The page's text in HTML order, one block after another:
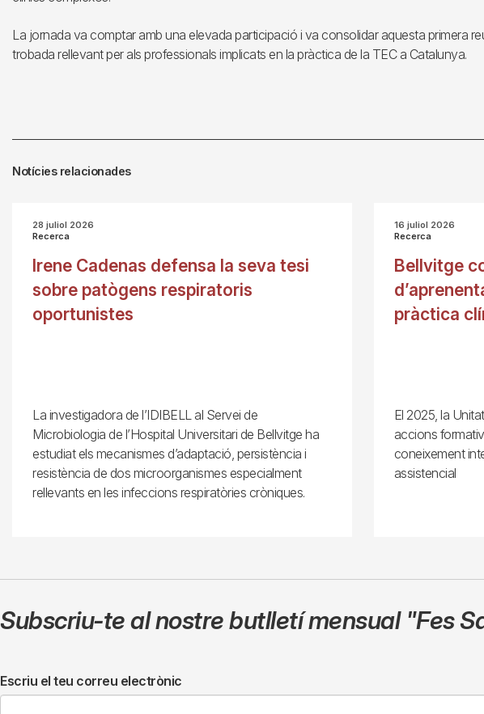
La jornada va comptar amb una elevada participació i va consolidar aquesta primera
trobada rellevant per als professionals implicats en la pràctica de la TEC a Catalunya.
Notícies relacionades
28 juliol 2026
Recerca
Irene Cadenas defensa la seva tesi
sobre patògens respiratoris
oportunistes
La investigadora de l’IDIBELL al Servei de
Microbiologia de l’Hospital Universitari de Bellvitge ha
estudiat els mecanismes d’adaptació, persistència i
resistència de dos microorganismes especialment
rellevants en les infeccions respiratòries cròniques.
16 juliol 2026
Recerca
Bellvitge
pràctica
El 2025, la
accions
coneixement
assistencial
Subscriu-te al nostre butlletí mensual "Fes
Escriu el teu correu electrònic